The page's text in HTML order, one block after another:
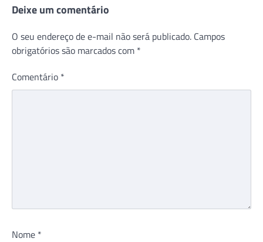
Deixe um comentário
O seu endereço de e-mail não será publicado. Campos
obrigatórios são marcados com *
Comentário *
Nome *